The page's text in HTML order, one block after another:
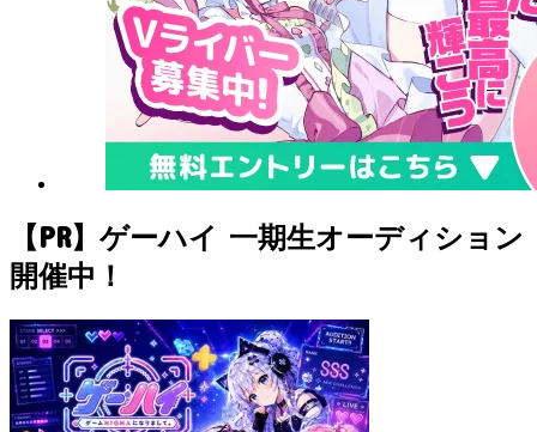
【PR】ゲーハイ 一期生オーディション
開催中！